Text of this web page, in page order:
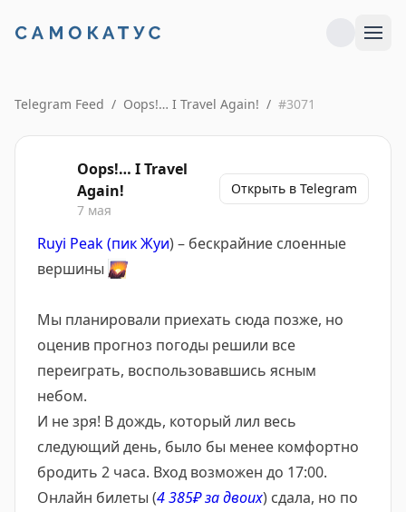
Telegram Feed / Oops!… I Travel Again! / #3071
Oops!… I Travel
Again!
7 мая
Открыть в Telegram
Ruyi Peak (пик Жуи) – бескрайние слоенные
вершины 🌄
Мы планировали приехать сюда позже, но
оценив прогноз погоды решили все
переиграть, воспользовавшись ясным
небом.
И не зря! В дождь, который лил весь
следующий день, было бы менее комфортно
бродить 2 часа. Вход возможен до 17:00.
Онлайн билеты (4 385₽ за двоих) сдала, но по